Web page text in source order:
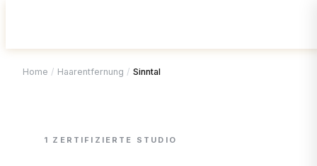
Home / Haarentfernung / Sinntal
1 ZERTIFIZIERTE STUDIO